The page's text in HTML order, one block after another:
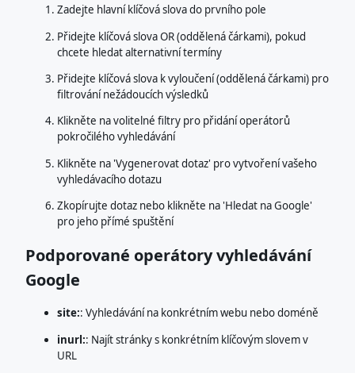
Zadejte hlavní klíčová slova do prvního pole
Přidejte klíčová slova OR (oddělená čárkami), pokud
chcete hledat alternativní termíny
Přidejte klíčová slova k vyloučení (oddělená čárkami) pro
filtrování nežádoucích výsledků
Klikněte na volitelné filtry pro přidání operátorů
pokročilého vyhledávání
Klikněte na 'Vygenerovat dotaz' pro vytvoření vašeho
vyhledávacího dotazu
Zkopírujte dotaz nebo klikněte na 'Hledat na Google'
pro jeho přímé spuštění
Podporované operátory vyhledávání
Google
site:: Vyhledávání na konkrétním webu nebo doméně
inurl:: Najít stránky s konkrétním klíčovým slovem v
URL